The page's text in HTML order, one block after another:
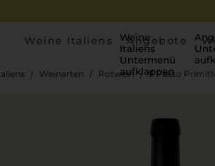
Weine Italiens
Weine
Italiens
Untermenü
aufklappen
Angebote
Weinarten Rotwein Il Passo